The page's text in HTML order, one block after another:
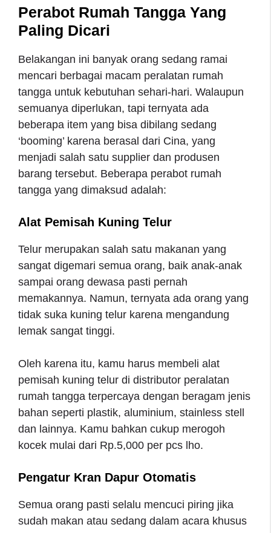
Perabot Rumah Tangga Yang
Paling Dicari
Belakangan ini banyak orang sedang ramai
mencari berbagai macam peralatan rumah
tangga untuk kebutuhan sehari-hari. Walaupun
semuanya diperlukan, tapi ternyata ada
beberapa item yang bisa dibilang sedang
‘booming’ karena berasal dari Cina, yang
menjadi salah satu supplier dan produsen
barang tersebut. Beberapa perabot rumah
tangga yang dimaksud adalah:
Alat Pemisah Kuning Telur
Telur merupakan salah satu makanan yang
sangat digemari semua orang, baik anak-anak
sampai orang dewasa pasti pernah
memakannya. Namun, ternyata ada orang yang
tidak suka kuning telur karena mengandung
lemak sangat tinggi.
Oleh karena itu, kamu harus membeli alat
pemisah kuning telur di distributor peralatan
rumah tangga terpercaya dengan beragam jenis
bahan seperti plastik, aluminium, stainless stell
dan lainnya. Kamu bahkan cukup merogoh
kocek mulai dari Rp.5,000 per pcs lho.
Pengatur Kran Dapur Otomatis
Semua orang pasti selalu mencuci piring jika
sudah makan atau sedang dalam acara khusus